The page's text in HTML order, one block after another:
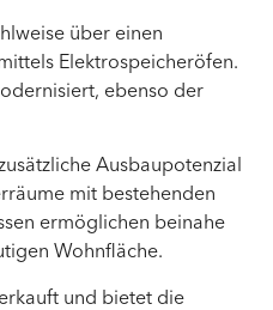
über einen
Elektrospeicheröfen.
ebenso der
Ausbaupotenzial
mit bestehenden
ermöglichen beinahe
Wohnfläche.
und bietet die